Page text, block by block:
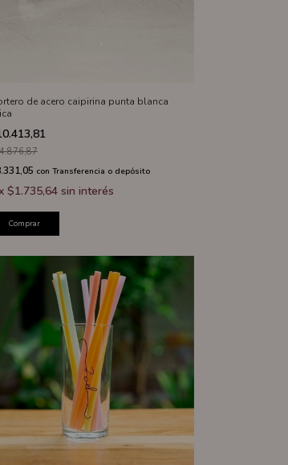
de acero caipirina punta blanca
con Transferencia o depósito
$1.735,64 sin interés
Comprar